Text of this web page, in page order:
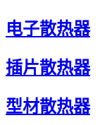
电子散热器
插片散热器
型材散热器